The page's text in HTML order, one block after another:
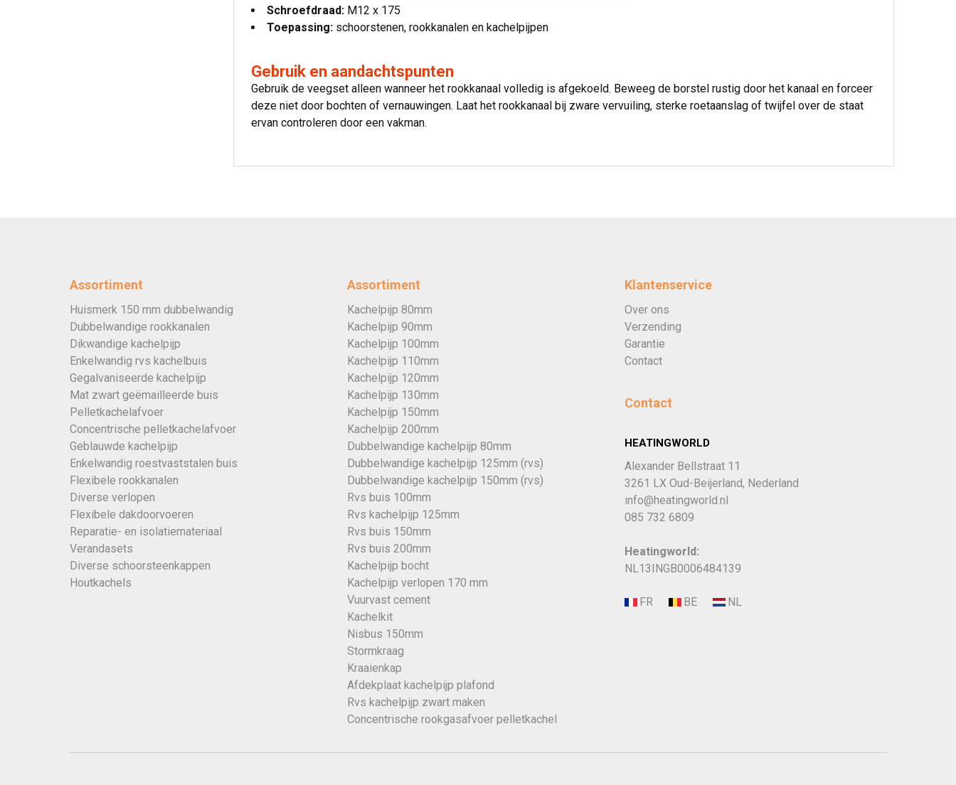
Schroefdraad: M12 x 175
Toepassing: schoorstenen, rookkanalen en kachelpijpen
Gebruik en aandachtspunten
Gebruik de veegset alleen wanneer het rookkanaal volledig is afgekoeld. Beweeg de borstel rustig door het kanaal en forceer
deze niet door bochten of vernauwingen. Laat het rookkanaal bij zware vervuiling, sterke roetaanslag of twijfel over de staat
ervan controleren door een vakman.
Assortiment
Huismerk 150 mm dubbelwandig
Dubbelwandige rookkanalen
Dikwandige kachelpijp
Enkelwandig rvs kachelbuis
Gegalvaniseerde kachelpijp
Mat zwart geëmailleerde buis
Pelletkachelafvoer
Concentrische pelletkachelafvoer
Geblauwde kachelpijp
Enkelwandig roestvaststalen buis
Flexibele rookkanalen
Diverse verlopen
Flexibele dakdoorvoeren
Reparatie- en isolatiemateriaal
Verandasets
Diverse schoorsteenkappen
Houtkachels
Assortiment
Kachelpijp 80mm
Kachelpijp 90mm
Kachelpijp 100mm
Kachelpijp 110mm
Kachelpijp 120mm
Kachelpijp 130mm
Kachelpijp 150mm
Kachelpijp 200mm
Dubbelwandige kachelpijp 80mm
Dubbelwandige kachelpijp 125mm (rvs)
Dubbelwandige kachelpijp 150mm (rvs)
Rvs buis 100mm
Rvs kachelpijp 125mm
Rvs buis 150mm
Rvs buis 200mm
Kachelpijp bocht
Kachelpijp verlopen 170 mm
Vuurvast cement
Kachelkit
Nisbus 150mm
Stormkraag
Kraaienkap
Afdekplaat kachelpijp plafond
Rvs kachelpijp zwart maken
Concentrische rookgasafvoer pelletkachel
Klantenservice
Over ons
Verzending
Garantie
Contact
Contact
HEATINGWORLD
Alexander Bellstraat 11
3261 LX Oud-Beijerland, Nederland
info@heatingworld.nl
085 732 6809
Heatingworld:
NL13INGB0006484139